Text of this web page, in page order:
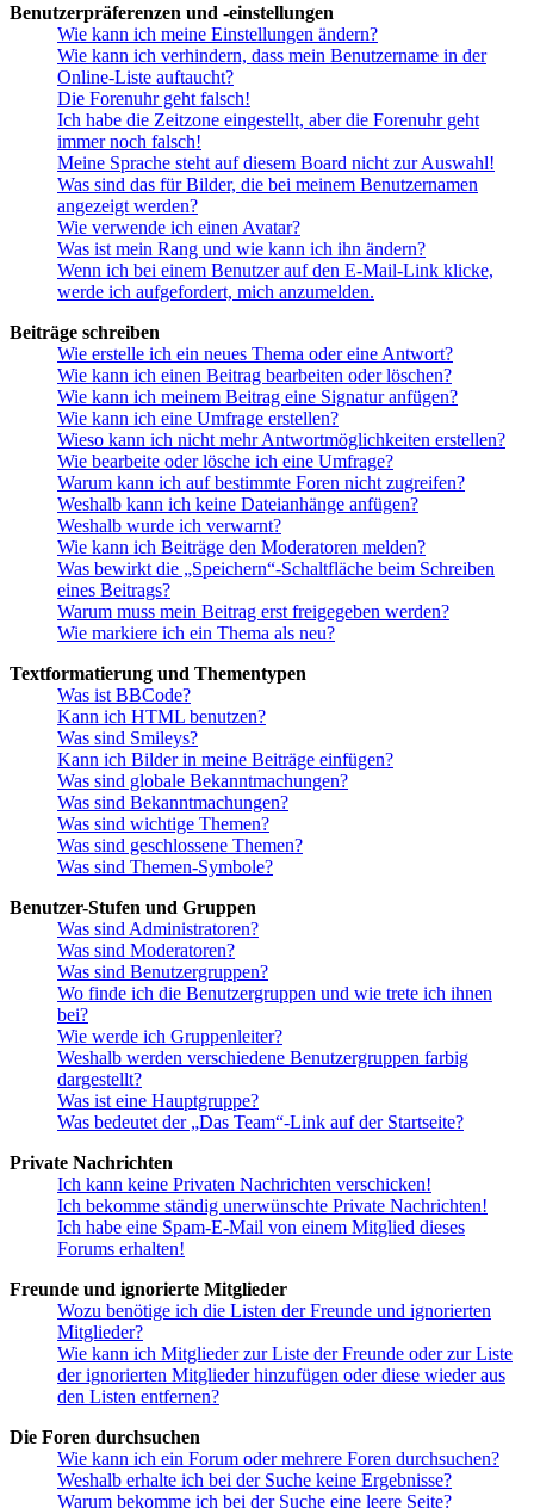
Benutzerpräferenzen und -einstellungen
Wie kann ich meine Einstellungen ändern?
Wie kann ich verhindern, dass mein Benutzername in der
Online-Liste auftaucht?
Die Forenuhr geht falsch!
Ich habe die Zeitzone eingestellt, aber die Forenuhr geht
immer noch falsch!
Meine Sprache steht auf diesem Board nicht zur Auswahl!
Was sind das für Bilder, die bei meinem Benutzernamen
angezeigt werden?
Wie verwende ich einen Avatar?
Was ist mein Rang und wie kann ich ihn ändern?
Wenn ich bei einem Benutzer auf den E-Mail-Link klicke,
werde ich aufgefordert, mich anzumelden.
Beiträge schreiben
Wie erstelle ich ein neues Thema oder eine Antwort?
Wie kann ich einen Beitrag bearbeiten oder löschen?
Wie kann ich meinem Beitrag eine Signatur anfügen?
Wie kann ich eine Umfrage erstellen?
Wieso kann ich nicht mehr Antwortmöglichkeiten erstellen?
Wie bearbeite oder lösche ich eine Umfrage?
Warum kann ich auf bestimmte Foren nicht zugreifen?
Weshalb kann ich keine Dateianhänge anfügen?
Weshalb wurde ich verwarnt?
Wie kann ich Beiträge den Moderatoren melden?
Was bewirkt die „Speichern“-Schaltfläche beim Schreiben
eines Beitrags?
Warum muss mein Beitrag erst freigegeben werden?
Wie markiere ich ein Thema als neu?
Textformatierung und Thementypen
Was ist BBCode?
Kann ich HTML benutzen?
Was sind Smileys?
Kann ich Bilder in meine Beiträge einfügen?
Was sind globale Bekanntmachungen?
Was sind Bekanntmachungen?
Was sind wichtige Themen?
Was sind geschlossene Themen?
Was sind Themen-Symbole?
Benutzer-Stufen und Gruppen
Was sind Administratoren?
Was sind Moderatoren?
Was sind Benutzergruppen?
Wo finde ich die Benutzergruppen und wie trete ich ihnen
bei?
Wie werde ich Gruppenleiter?
Weshalb werden verschiedene Benutzergruppen farbig
dargestellt?
Was ist eine Hauptgruppe?
Was bedeutet der „Das Team“-Link auf der Startseite?
Private Nachrichten
Ich kann keine Privaten Nachrichten verschicken!
Ich bekomme ständig unerwünschte Private Nachrichten!
Ich habe eine Spam-E-Mail von einem Mitglied dieses
Forums erhalten!
Freunde und ignorierte Mitglieder
Wozu benötige ich die Listen der Freunde und ignorierten
Mitglieder?
Wie kann ich Mitglieder zur Liste der Freunde oder zur Liste
der ignorierten Mitglieder hinzufügen oder diese wieder aus
den Listen entfernen?
Die Foren durchsuchen
Wie kann ich ein Forum oder mehrere Foren durchsuchen?
Weshalb erhalte ich bei der Suche keine Ergebnisse?
Warum bekomme ich bei der Suche eine leere Seite?